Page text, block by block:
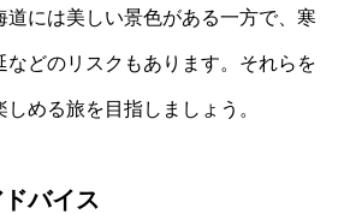
道には美しい景色がある一方で、寒
などのリスクもあります。それらを
める旅を目指しましょう。
バイス